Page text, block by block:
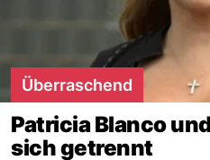
Überraschend
Patricia Blanco
sich getrennt